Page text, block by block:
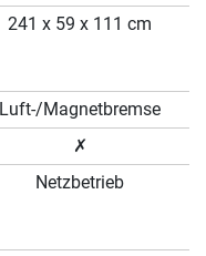
241 x 59 x 111 cm
Luft-/Magnetbremse
✗
Netzbetrieb